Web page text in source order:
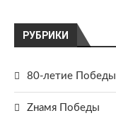
РУБРИКИ
80-летие Победы
Zнамя Победы